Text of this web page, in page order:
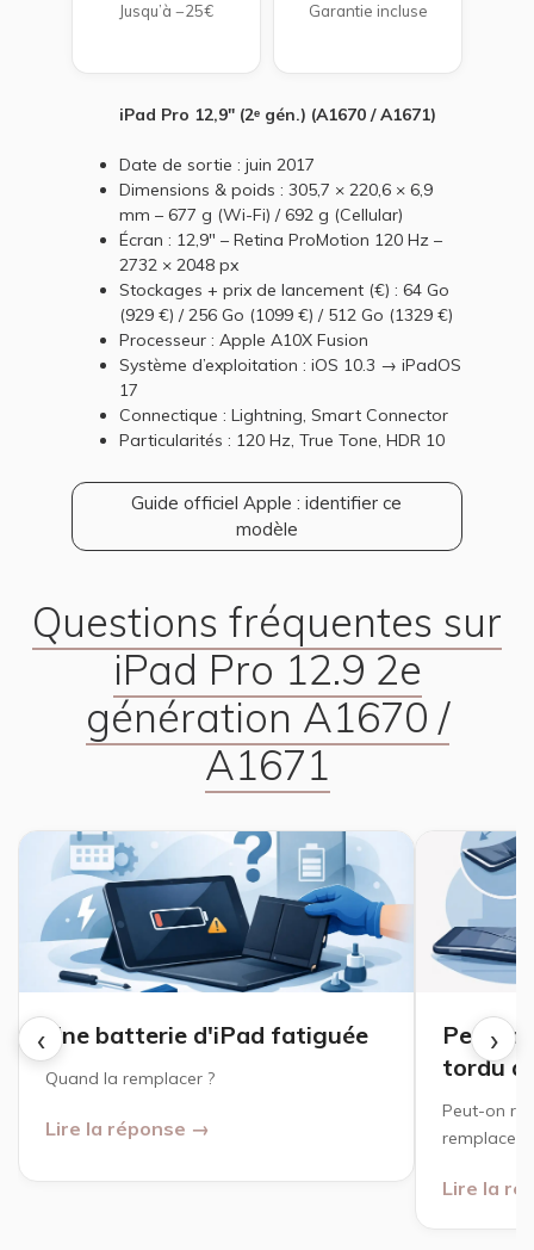
Jusqu’à −25€ Garantie incluse
iPad Pro 12,9" (2ᵉ gén.) (A1670 / A1671)
Date de sortie : juin 2017
Dimensions & poids : 305,7 × 220,6 × 6,9
mm – 677 g (Wi-Fi) / 692 g (Cellular)
Écran : 12,9" – Retina ProMotion 120 Hz –
2732 × 2048 px
Stockages + prix de lancement (€) : 64 Go
(929 €) / 256 Go (1099 €) / 512 Go (1329 €)
Processeur : Apple A10X Fusion
Système d’exploitation : iOS 10.3 → iPadOS
17
Connectique : Lightning, Smart Connector
Particularités : 120 Hz, True Tone, HDR 10
Guide officiel Apple : identifier ce
modèle
Questions fréquentes sur
iPad Pro 12.9 2e
génération A1670 /
A1671
‹ ›
Une batterie d'iPad fatiguée
Quand la remplacer ?
Lire la réponse →
Peut-
tordu
Peut-on
remplacer ?
Lire la